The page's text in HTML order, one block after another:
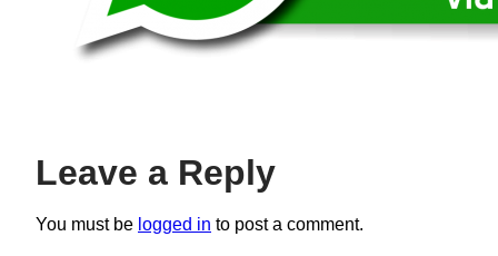
Leave a Reply
You must be logged in to post a comment.